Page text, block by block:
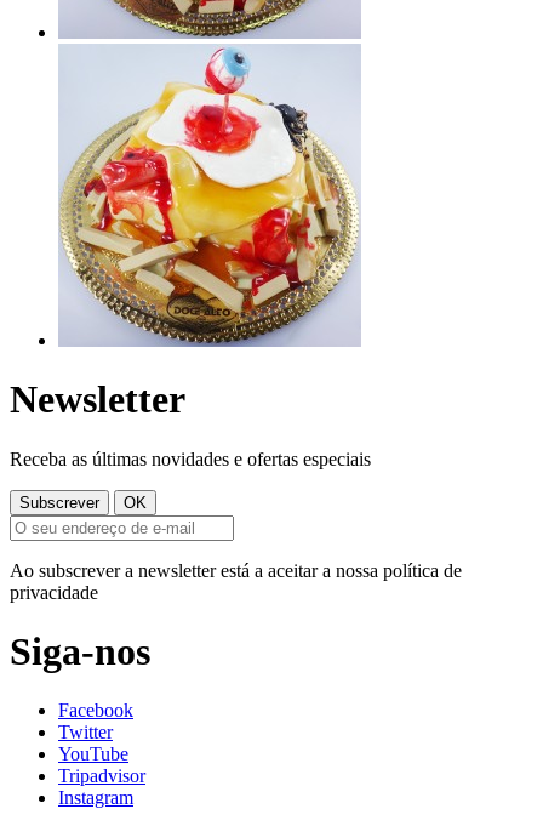
Newsletter
Receba as últimas novidades e ofertas especiais
Ao subscrever a newsletter está a aceitar a nossa política de
privacidade
Siga-nos
Facebook
Twitter
YouTube
Tripadvisor
Instagram